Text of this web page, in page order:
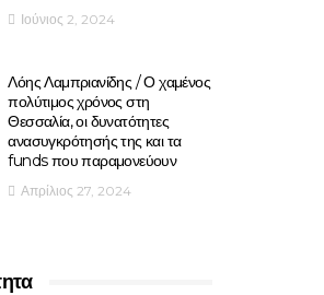
Ιούνιος 2, 2024
Λόης Λαμπριανίδης / Ο χαμένος
πολύτιμος χρόνος στη
Θεσσαλία, οι δυνατότητες
ανασυγκρότησής της και τα
funds που παραμονεύουν
Απρίλιος 27, 2024